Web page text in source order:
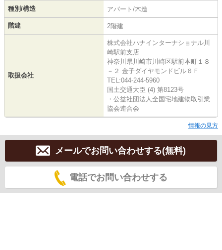
種別/構造 アパート/木造
階建 2階建
取扱会社
株式会社ハナインターナショナル川
崎駅前支店
神奈川県川崎市川崎区駅前本町１８
－２ 金子ダイヤモンドビル６Ｆ
TEL:044-244-5960
国土交通大臣 (4) 第8123号
・公益社団法人全国宅地建物取引業
協会連合会
情報の見方
メールでお問い合わせする(無料)
電話でお問い合わせする